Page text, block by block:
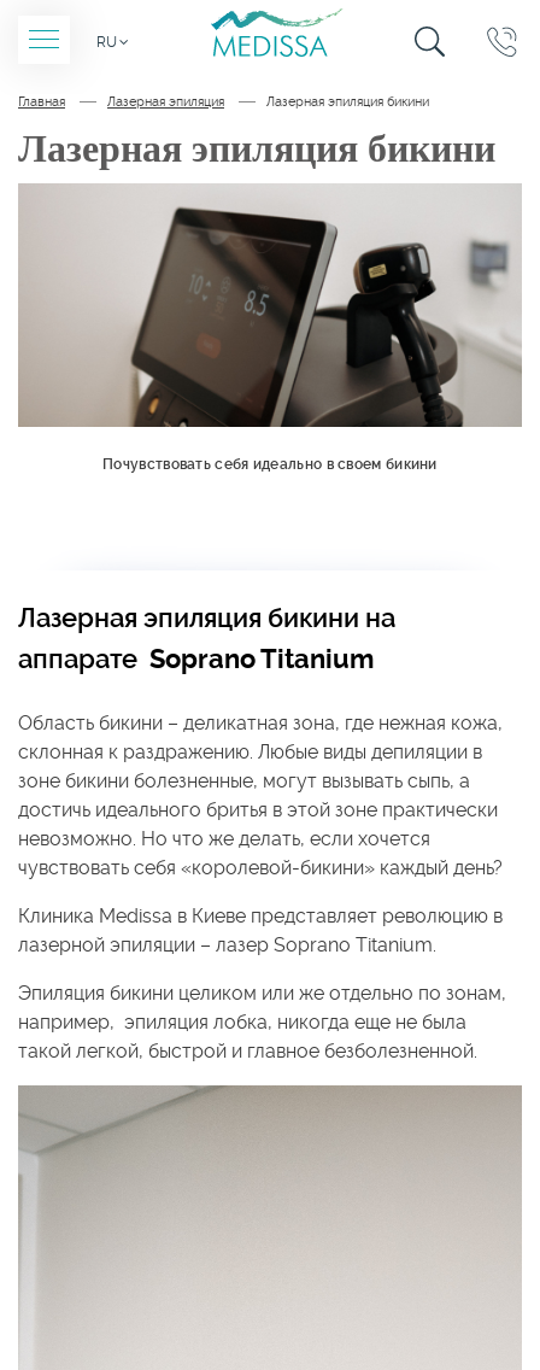
RU
ОБРАТНЫЙ
ЗВОНОК
ПОИСК ПО
САЙТУ
Главная Лазерная эпиляция Лазерная эпиляция бикини
Лазерная эпиляция бикини
Почувствовать себя идеально в своем бикини
Лазерная эпиляция бикини на
аппарате Soprano Titanium
Область бикини – деликатная зона, где нежная кожа,
склонная к раздражению. Любые виды депиляции в
зоне бикини болезненные, могут вызывать сыпь, а
достичь идеального бритья в этой зоне практически
невозможно. Но что же делать, если хочется
чувствовать себя «королевой-бикини» каждый день?
Клиника Medissa в Киеве представляет революцию в
лазерной эпиляции – лазер Soprano Titanium.
Эпиляция бикини целиком или же отдельно по зонам,
например, эпиляция лобка, никогда еще не была
такой легкой, быстрой и главное безболезненной.